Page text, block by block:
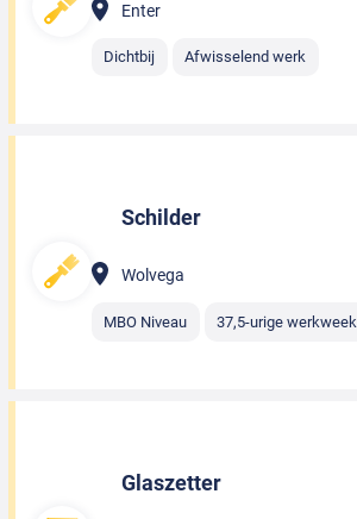
Enter
Dichtbij Afwisselend werk
Schilder
Wolvega
MBO Niveau 37,5-urige werkweek
Glaszetter